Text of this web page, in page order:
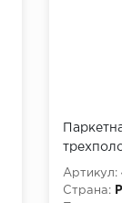
Артикул:
Страна: